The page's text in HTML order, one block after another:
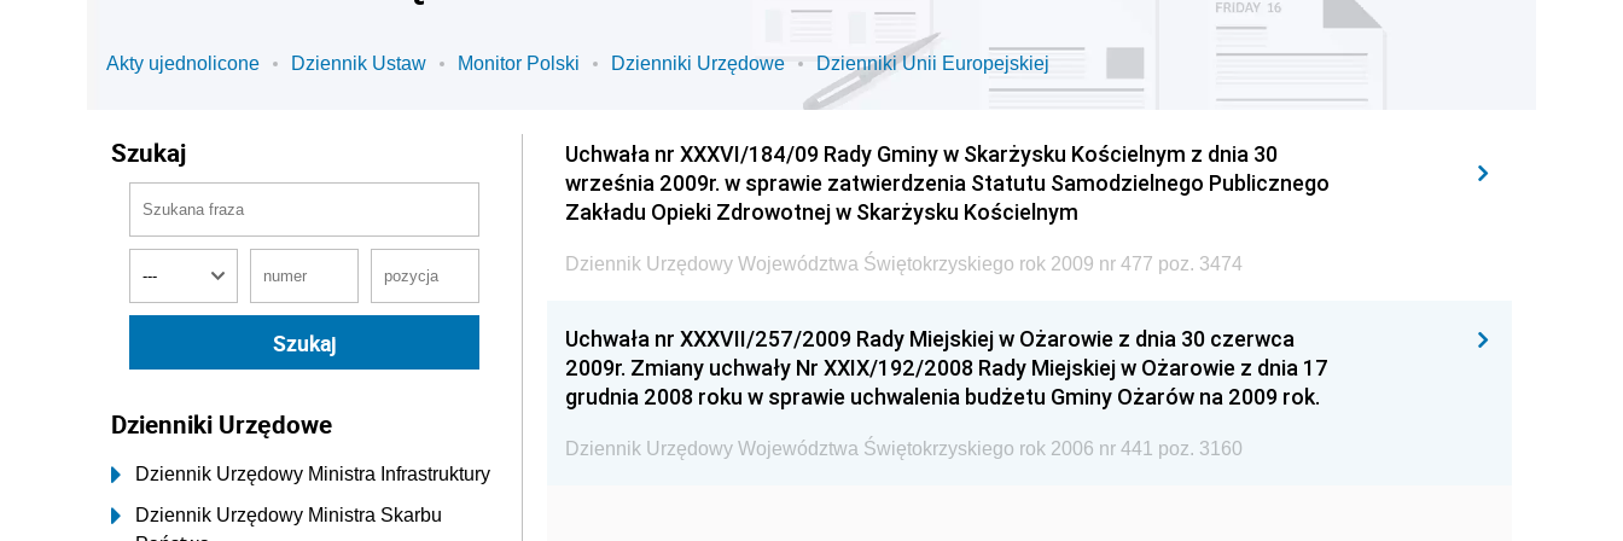
Akty ujednolicone Dziennik Ustaw Monitor Polski Dzienniki Urzędowe Dzienniki Unii Europejskiej
Szukaj
Dzienniki Urzędowe
Dziennik Urzędowy Ministra Infrastruktury
Dziennik Urzędowy Ministra Skarbu
Uchwała nr XXXVI/184/09 Rady Gminy w Skarżysku Kościelnym z dnia 30
września 2009r. w sprawie zatwierdzenia Statutu Samodzielnego Publicznego
Zakładu Opieki Zdrowotnej w Skarżysku Kościelnym
Dziennik Urzędowy Województwa Świętokrzyskiego rok 2009 nr 477 poz. 3474
Uchwała nr XXXVII/257/2009 Rady Miejskiej w Ożarowie z dnia 30 czerwca
2009r. Zmiany uchwały Nr XXIX/192/2008 Rady Miejskiej w Ożarowie z dnia 17
grudnia 2008 roku w sprawie uchwalenia budżetu Gminy Ożarów na 2009 rok.
Dziennik Urzędowy Województwa Świętokrzyskiego rok 2006 nr 441 poz. 3160